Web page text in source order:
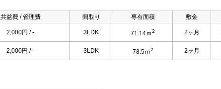
共益費 / 管理費 間取り 専有面積 敷金
2,000円 / - 3LDK 71.14ｍ2 2ヶ月
2,000円 / - 3LDK 78.5ｍ2 2ヶ月